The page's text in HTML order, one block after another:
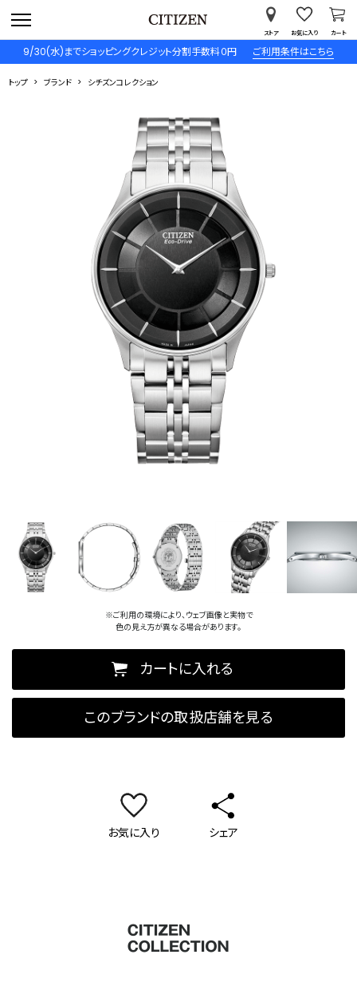
9/30(水)までショッピングクレジット分割手数料０円 ご利用条件はこちら
ストア お気に入り カート
トップ ブランド シチズンコレクション
※ご利用の環境により、ウェブ画像と実物で
色の見え方が異なる場合があります。
カートに入れる
このブランドの取扱店舗を見る
お気に入り シェア